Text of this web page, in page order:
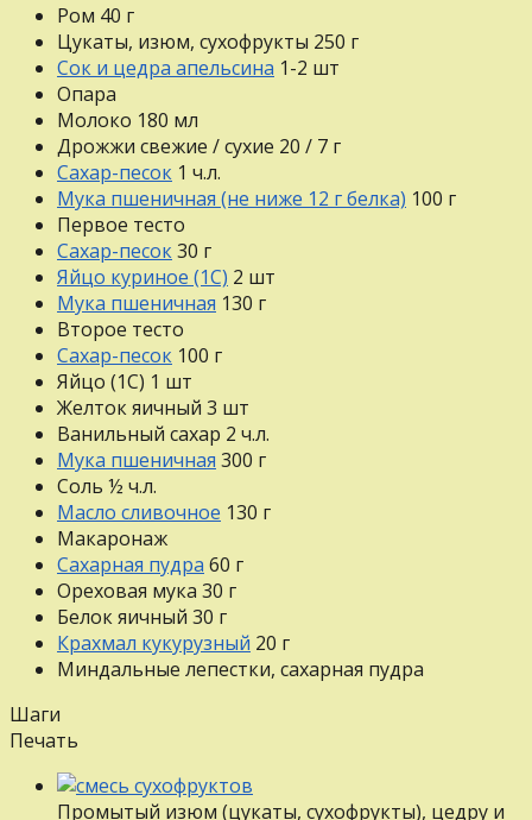
Ром 40 г
Цукаты, изюм, сухофрукты 250 г
Сок и цедра апельсина 1-2 шт
Опара
Молоко 180 мл
Дрожжи свежие / сухие 20 / 7 г
Сахар-песок 1 ч.л.
Мука пшеничная (не ниже 12 г белка) 100 г
Первое тесто
Сахар-песок30 г
Яйцо куриное (1С) 2 шт
Мука пшеничная 130 г
Второе тесто
Сахар-песок 100 г
Яйцо (1С) 1 шт
Желток яичный 3 шт
Ванильный сахар 2 ч.л.
Мука пшеничная 300 г
Соль ½ ч.л.
Масло сливочное 130 г
Макаронаж
Сахарная пудра 60 г
Ореховая мука 30 г
Белок яичный 30 г
Крахмал кукурузный 20 г
Миндальные лепестки, сахарная пудра
Шаги
Печать
Промытый изюм (цукаты, сухофрукты), цедру и